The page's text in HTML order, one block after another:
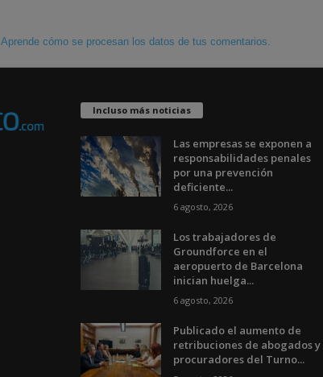
Aprende cómo se procesan los datos de tus comentarios.
Incluso más noticias
Las empresas se exponen a
responsabilidades penales
por una prevención
deficiente...
6 agosto, 2026
Los trabajadores de
Groundforce en el
aeropuerto de Barcelona
inician huelga...
6 agosto, 2026
Publicado el aumento de
retribuciones de abogados y
procuradores del Turno...